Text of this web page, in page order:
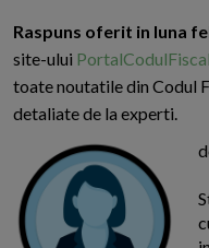
Raspuns oferit in luna
site-ului
toate noutatile din Codul
detaliate de la experti.